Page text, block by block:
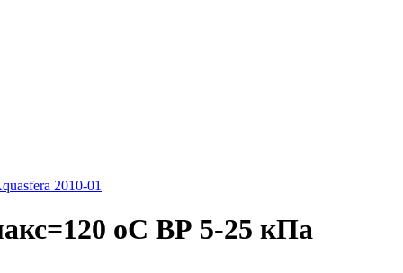
2010-01
оС ВР 5-25 кПа